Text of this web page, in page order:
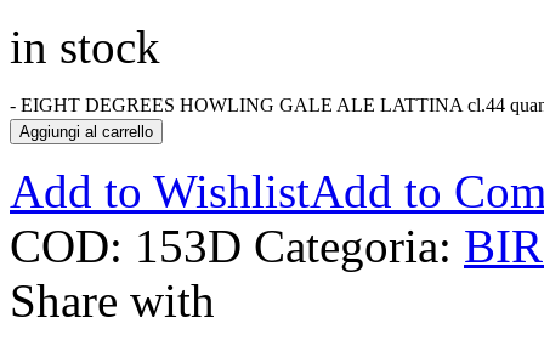
in stock
- EIGHT DEGREES HOWLING GALE ALE LATTINA cl.44
Aggiungi al carrello
Add to WishlistAdd to
COD: 153D Categoria:
Share with